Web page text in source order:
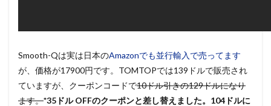
Smooth-Qは実は日本のAmazonでも並行輸入で売ってます
が、価格が17900円です。TOMTOPでは139ドルで販売され
ていますが、クーポンコードで10ドル引きの129ドルになり
ます。*35ドル OFFのクーポンと差し替えました。104ドルに